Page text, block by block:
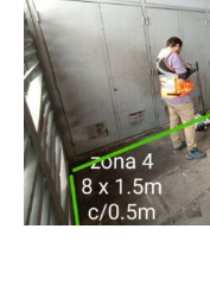
SOPORTE